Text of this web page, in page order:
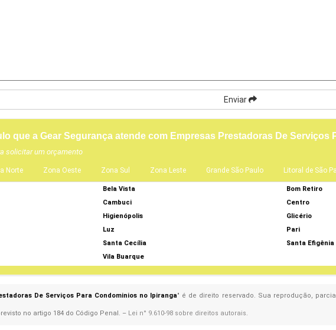
Enviar
que a Gear Segurança atende com Empresas Prestadoras De
solicitar um orçamento
Norte Zona Oeste Zona Sul Zona Leste Grande São Paulo Litoral de São
Bela Vista
Bom Retiro
Cambuci
Centro
Higienópolis
Glicério
Luz
Pari
Santa Cecília
Santa Efigênia
Vila Buarque
De Serviços Para Condominios no Ipiranga" é de direito reservado. Sua reprodução,
no artigo 184 do Código Penal. – Lei n° 9.610-98 sobre direitos autorais.